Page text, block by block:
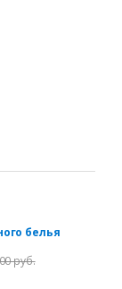
белья
руб.